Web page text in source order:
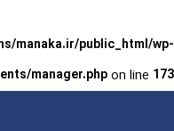
manaka.ir/public_html/wp-
manager.phpon line 173